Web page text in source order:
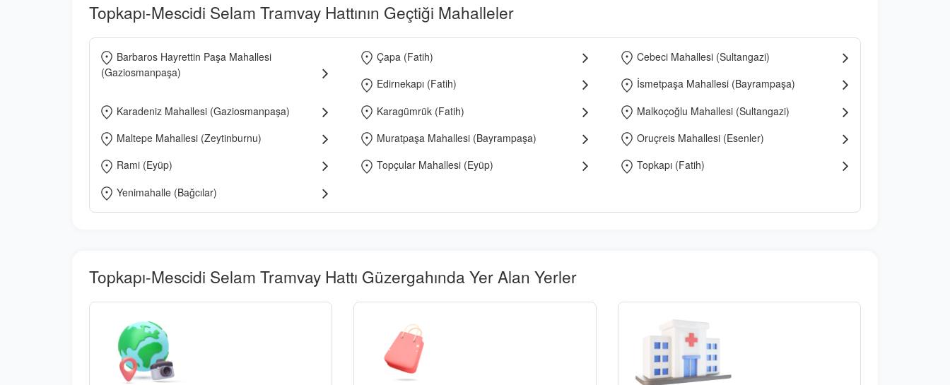
Topkapı-Mescidi Selam Tramvay Hattının Geçtiği Mahalleler
Barbaros Hayrettin Paşa Mahallesi
(Gaziosmanpaşa)
Çapa (Fatih)
Cebeci Mahallesi (Sultangazi)
Edirnekapı (Fatih)
İsmetpaşa Mahallesi (Bayrampaşa)
Karadeniz Mahallesi (Gaziosmanpaşa)
Karagümrük (Fatih)
Malkoçoğlu Mahallesi (Sultangazi)
Maltepe Mahallesi (Zeytinburnu)
Muratpaşa Mahallesi (Bayrampaşa)
Oruçreis Mahallesi (Esenler)
Rami (Eyüp)
Topçular Mahallesi (Eyüp)
Topkapı (Fatih)
Yenimahalle (Bağcılar)
Topkapı-Mescidi Selam Tramvay Hattı Güzergahında Yer Alan Yerler